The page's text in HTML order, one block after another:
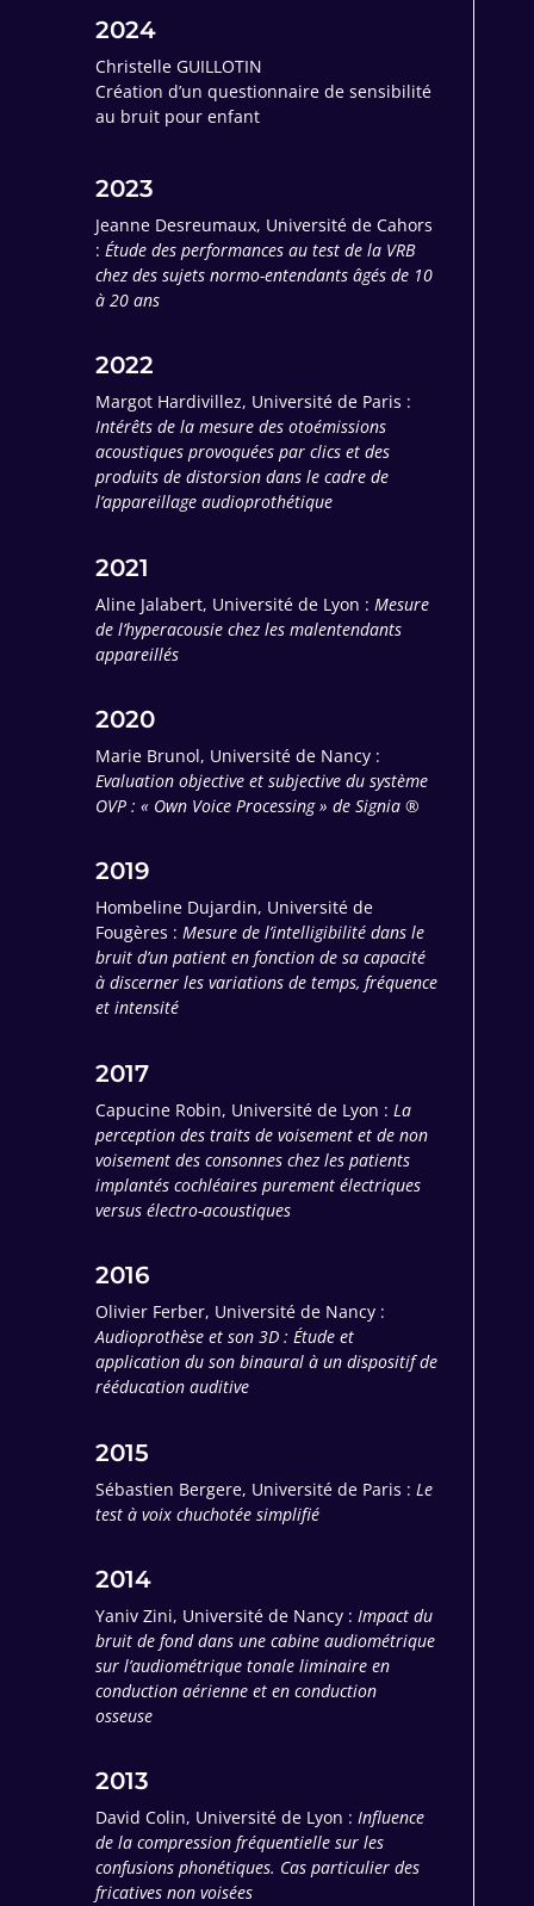
2024
Christelle GUILLOTIN
Création d’un questionnaire de sensibilité
au bruit pour enfant
2023
Jeanne Desreumaux, Université de Cahors
: Étude des performances au test de la VRB
chez des sujets normo-entendants âgés de 10
à 20 ans
2022
Margot Hardivillez, Université de Paris :
Intérêts de la mesure des otoémissions
acoustiques provoquées par clics et des
produits de distorsion dans le cadre de
l’appareillage audioprothétique
2021
Aline Jalabert, Université de Lyon : Mesure
de l’hyperacousie chez les malentendants
appareillés
2020
Marie Brunol, Université de Nancy :
Evaluation objective et subjective du système
OVP : « Own Voice Processing » de Signia ®
2019
Hombeline Dujardin, Université de
Fougères : Mesure de l’intelligibilité dans le
bruit d’un patient en fonction de sa capacité
à discerner les variations de temps, fréquence
et intensité
2017
Capucine Robin, Université de Lyon : La
perception des traits de voisement et de non
voisement des consonnes chez les patients
implantés cochléaires purement électriques
versus électro-acoustiques
2016
Olivier Ferber, Université de Nancy :
Audioprothèse et son 3D : Étude et
application du son binaural à un dispositif de
rééducation auditive
2015
Sébastien Bergere, Université de Paris : Le
test à voix chuchotée simplifié
2014
Yaniv Zini, Université de Nancy : Impact du
bruit de fond dans une cabine audiométrique
sur l’audiométrique tonale liminaire en
conduction aérienne et en conduction
osseuse
2013
David Colin, Université de Lyon : Influence
de la compression fréquentielle sur les
confusions phonétiques. Cas particulier des
fricatives non voisées